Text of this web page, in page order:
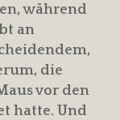
während
an
die
vor den
hatte. Und